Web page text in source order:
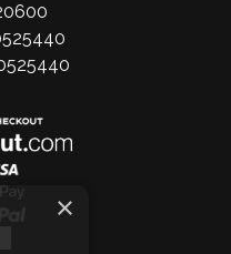
×